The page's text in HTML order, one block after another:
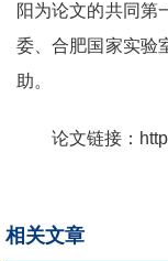
阳为论文的共同第
委、合肥国家实验
助。
论文链接：
相关文章